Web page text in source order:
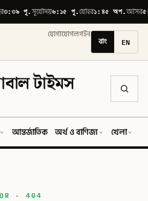
৩:৩৯ পূ.সূর্যোদয়৬:১৫ পূ.যোহর১:৪৫ অপ.আসর
যোগাযোগলগইন
বাং EN
টাইমস
আন্তর্জাতিক অর্থ ও বাণিজ্য খেলা
· 404